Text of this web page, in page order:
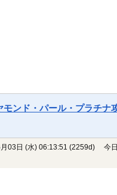
モンド・パール・プラチナ
03日 (水) 06:13:51 (2259d)
今